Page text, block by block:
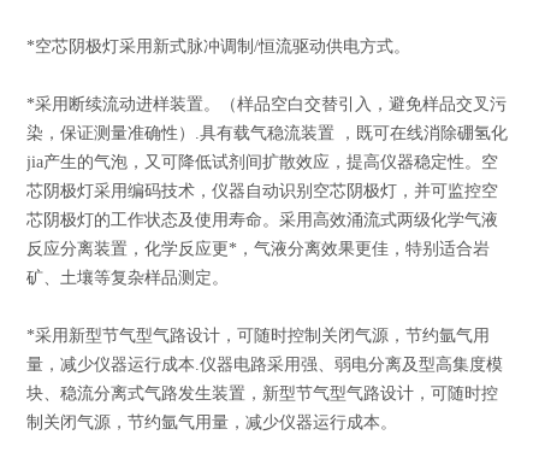
*空芯阴极灯采用新式脉冲调制/恒流驱动供电方式。
*采用断续流动进样装置。（样品空白交替引入，避免样品交叉污
染，保证测量准确性）.具有载气稳流装置 ，既可在线消除硼氢化
jia产生的气泡，又可降低试剂间扩散效应，提高仪器稳定性。空
芯阴极灯采用编码技术，仪器自动识别空芯阴极灯，并可监控空
芯阴极灯的工作状态及使用寿命。采用高效涌流式两级化学气液
反应分离装置，化学反应更*，气液分离效果更佳，特别适合岩
矿、土壤等复杂样品测定。
*采用新型节气型气路设计，可随时控制关闭气源，节约氩气用
量，减少仪器运行成本.仪器电路采用强、弱电分离及型高集度模
块、稳流分离式气路发生装置，新型节气型气路设计，可随时控
制关闭气源，节约氩气用量，减少仪器运行成本。